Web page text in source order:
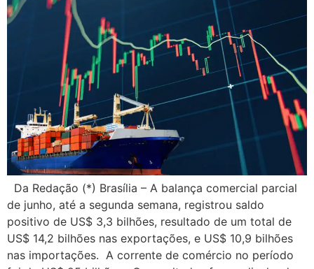
Da Redação (*) Brasília – A balança comercial parcial
de junho, até a segunda semana, registrou saldo
positivo de US$ 3,3 bilhões, resultado de um total de
US$ 14,2 bilhões nas exportações, e US$ 10,9 bilhões
nas importações. A corrente de comércio no período